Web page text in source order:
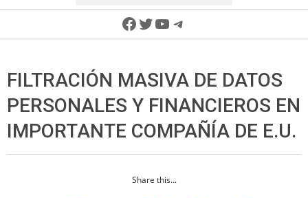
Facebook
Twitter
YouTube
Telegram
FILTRACIÓN MASIVA DE DATOS
PERSONALES Y FINANCIEROS EN
IMPORTANTE COMPAÑÍA DE E.U.
Share this...